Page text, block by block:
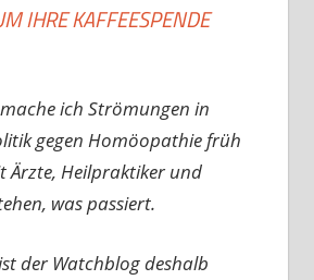
IHRE KAFFEESPENDE
ich Strömungen in
gegen Homöopathie früh
Ärzte, Heilpraktiker und
was passiert.
der Watchblog deshalb